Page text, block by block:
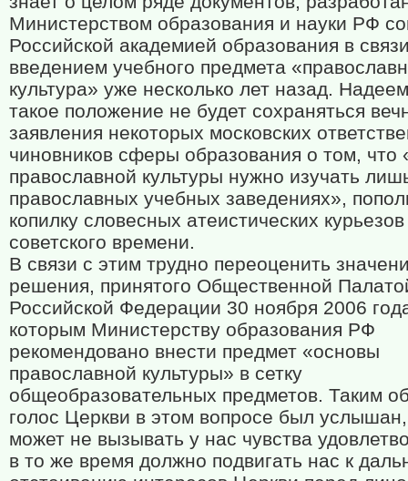
Министерством образования и науки РФ
Российской академией образования в
введением учебного предмета
культура» уже несколько лет назад.
такое положение не будет сохраняться
заявления некоторых московских
чиновников сферы образования о том, что
православной культуры нужно изучать
православных учебных заведениях»,
копилку словесных атеистических курьезов
советского времени.
В связи с этим трудно переоценить
решения, принятого Общественной
Российской Федерации 30 ноября 2006
которым Министерству образования РФ
рекомендовано внести предмет «основы
православной культуры» в сетку
общеобразовательных предметов. Таким
голос Церкви в этом вопросе был
может не вызывать у нас чувства
в то же время должно подвигать нас к